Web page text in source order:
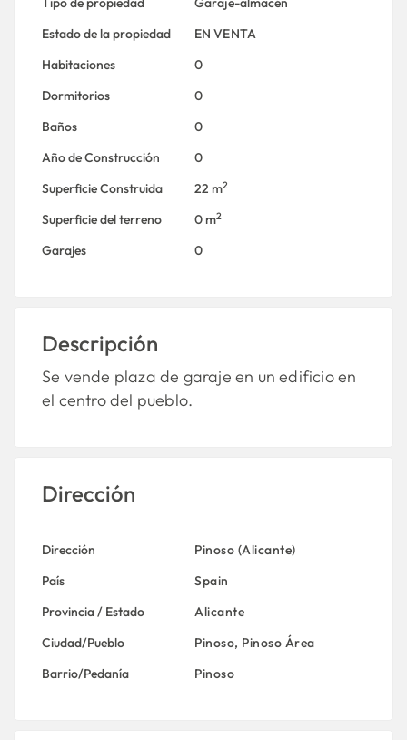
Estado de la propiedad
EN VENTA
Habitaciones
0
Dormitorios
0
Baños
0
Año de Construcción
0
Superficie Construida
22 m2
Superficie del terreno 0 m2
Garajes 0
Descripción
Se vende plaza de garaje en un edificio en
el centro del pueblo.
Dirección
Dirección
Pinoso (Alicante)
País
Spain
Provincia / Estado
Alicante
Ciudad/Pueblo
Pinoso, Pinoso Área
Barrio/Pedanía
Pinoso